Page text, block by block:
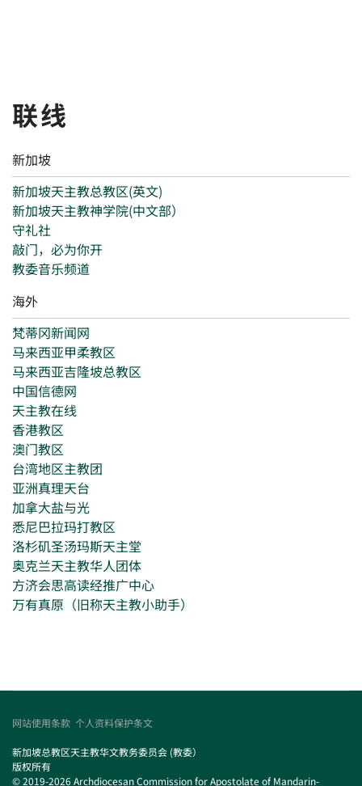
联线
新加坡
新加坡天主教总教区(英文)
新加坡天主教神学院(中文部）
守礼社
敲门，必为你开
教委音乐频道
海外
梵蒂冈新闻网
马来西亚甲柔教区
马来西亚吉隆坡总教区
中国信德网
天主教在线
香港教区
澳门教区
台湾地区主教团
亚洲真理天台
加拿大盐与光
悉尼巴拉玛打教区
洛杉矶圣汤玛斯天主堂
奥克兰天主教华人团体
方济会思高读经推广中心
万有真原（旧称天主教小助手）
网站使用条款 个人资料保护条文
新加坡总教区天主教华文教务委员会 (教委）
版权所有
© 2019-2026 Archdiocesan Commission for Apostolate of Mandarin-